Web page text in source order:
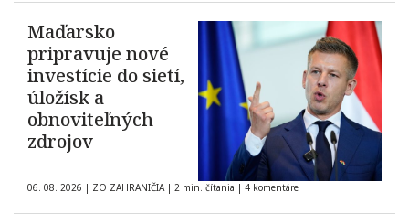
Maďarsko
pripravuje nové
investície do sietí,
úložísk a
obnoviteľných
zdrojov
06. 08. 2026 | ZO ZAHRANIČIA | 2 min. čítania | 4 komentáre